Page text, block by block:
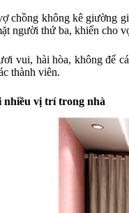
chồng không kê giường
người thứ ba, khiến cho
vui, hài hòa, không để
thành viên.
nhiều vị trí trong nhà